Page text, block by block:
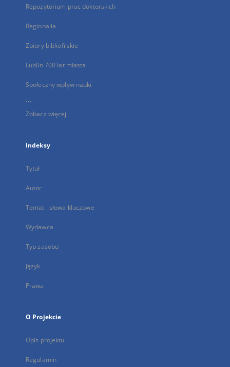
Repozytorium prac doktorskich
Regionalia
Zbiory bibliofilskie
Lublin 700 lat miasta
Społeczny wpływ nauki
...
Zobacz więcej
Indeksy
Tytuł
Autor
Temat i słowa kluczowe
Wydawca
Typ zasobu
Język
Prawa
O Projekcie
Opis projektu
Regulamin